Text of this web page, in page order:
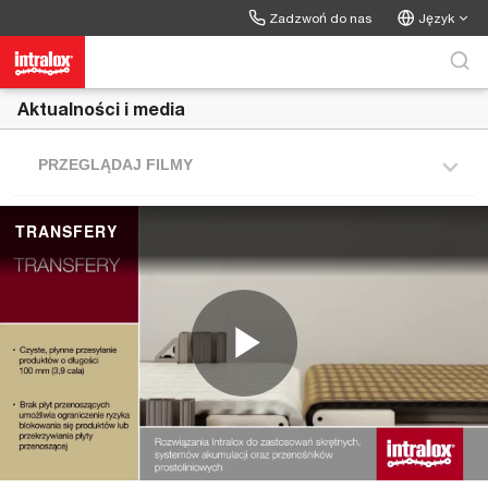
Zadzwoń do nas Język
Aktualności i media
PRZEGLĄDAJ FILMY
TRANSFERY
P